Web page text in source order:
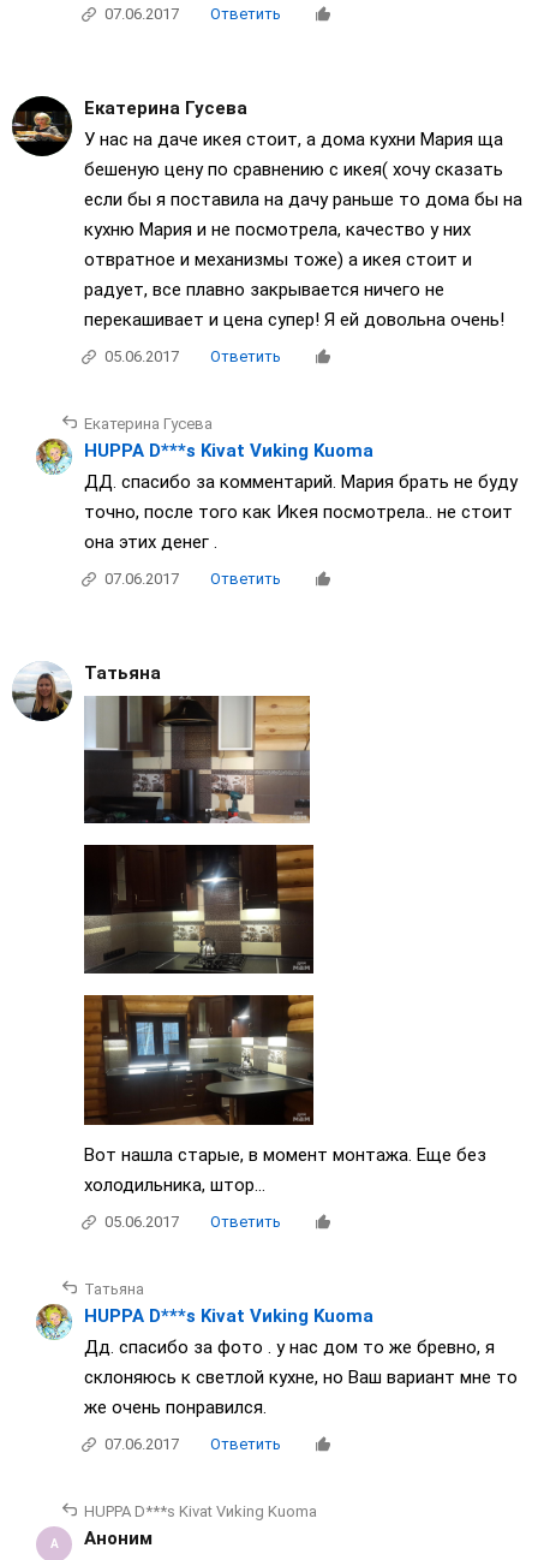
07.06.2017 Ответить
Екатерина Гусева
У нас на даче икея стоит, а дома кухни Мария ща
бешеную цену по сравнению с икея( хочу сказать
если бы я поставила на дачу раньше то дома бы на
кухню Мария и не посмотрела, качество у них
отвратное и механизмы тоже) а икея стоит и
радует, все плавно закрывается ничего не
перекашивает и цена супер! Я ей довольна очень!
05.06.2017 Ответить
Екатерина Гусева
HUPPA D***s Kivat Vиking Kuoma
ДД. спасибо за комментарий. Мария брать не буду
точно, после того как Икея посмотрела.. не стоит
она этих денег .
07.06.2017 Ответить
Татьяна
Вот нашла старые, в момент монтажа. Еще без
холодильника, штор...
05.06.2017 Ответить
Татьяна
HUPPA D***s Kivat Vиking Kuoma
Дд. спасибо за фото . у нас дом то же бревно, я
склоняюсь к светлой кухне, но Ваш вариант мне то
же очень понравился.
07.06.2017 Ответить
HUPPA D***s Kivat Vиking Kuoma
Аноним